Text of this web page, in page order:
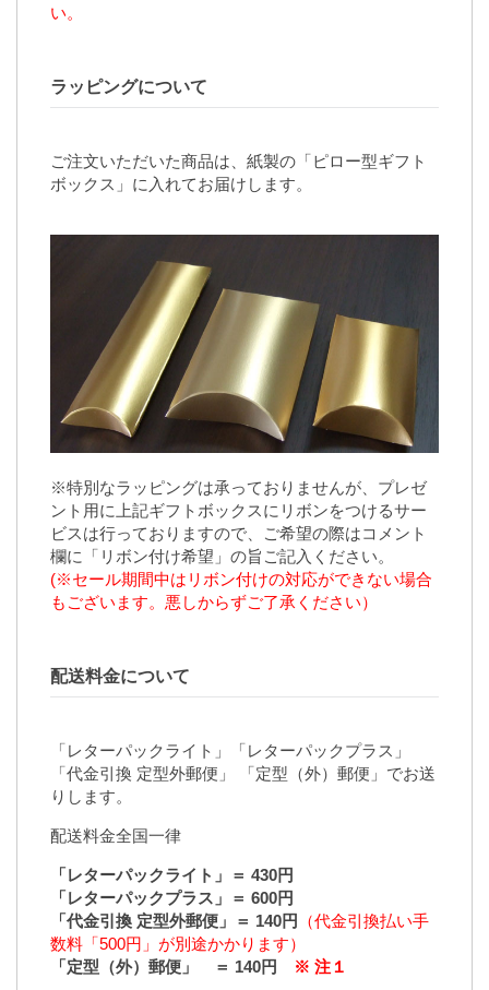
い。
ラッピングについて
ご注文いただいた商品は、紙製の「ピロー型ギフト
ボックス」に入れてお届けします。
※特別なラッピングは承っておりませんが、プレゼ
ント用に上記ギフトボックスにリボンをつけるサー
ビスは行っておりますので、ご希望の際はコメント
欄に「リボン付け希望」の旨ご記入ください。
(※セール期間中はリボン付けの対応ができない場合
もございます。悪しからずご了承ください）
配送料金について
「レターパックライト」「レターパックプラス」
「代金引換 定型外郵便」 「定型（外）郵便」でお送
りします。
配送料金全国一律
「レターパックライト」＝ 430円
「レターパックプラス」＝ 600円
「代金引換 定型外郵便」＝ 140円
（代金引換払い手
数料「500円」が別途かかります）
「定型（外）郵便」 ＝ 140円
※ 注１